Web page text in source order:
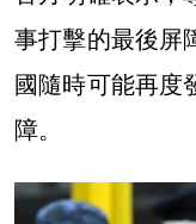
事打擊的最後屏
國隨時可能再度
障。